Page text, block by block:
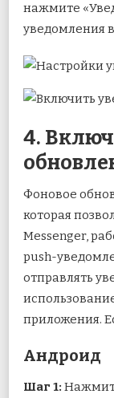
нажмите
уведомления
4.
Фоновое
которая
Messenger,
push-
отправлять
приложения.
Андроид
Шаг 1: